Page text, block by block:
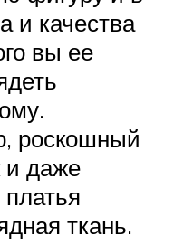
и качества
вы ее
роскошный
и даже
ткань.